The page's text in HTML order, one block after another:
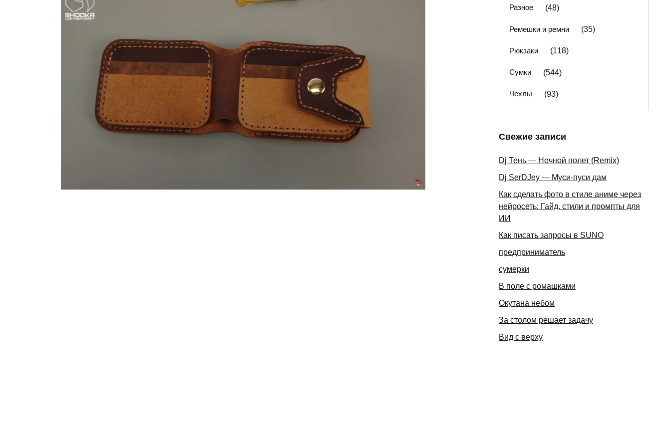
Разное (48)
Ремешки и ремни (35)
Рюкзаки (118)
Сумки (544)
Чехлы (93)
Свежие записи
Dj Тень — Ночной полет (Remix)
Dj SerDJey — Муси-пуси дам
Как сделать фото в стиле аниме через
нейросеть: Гайд, стили и промпты для
ИИ
Как писать запросы в SUNO
предприниматель
сумерки
В поле с ромашками
Окутана небом
За столом решает задачу
Вид с верху